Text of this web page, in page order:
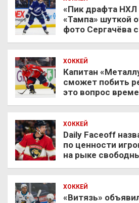
«Пик драфта НХЛ
«Тампа» шуткой
фото Сергачёва
ХОККЕЙ
Капитан
сможет побить
это вопрос
ХОККЕЙ
Daily Faceoff
по ценности
на рыке
ХОККЕЙ
«Витязь»